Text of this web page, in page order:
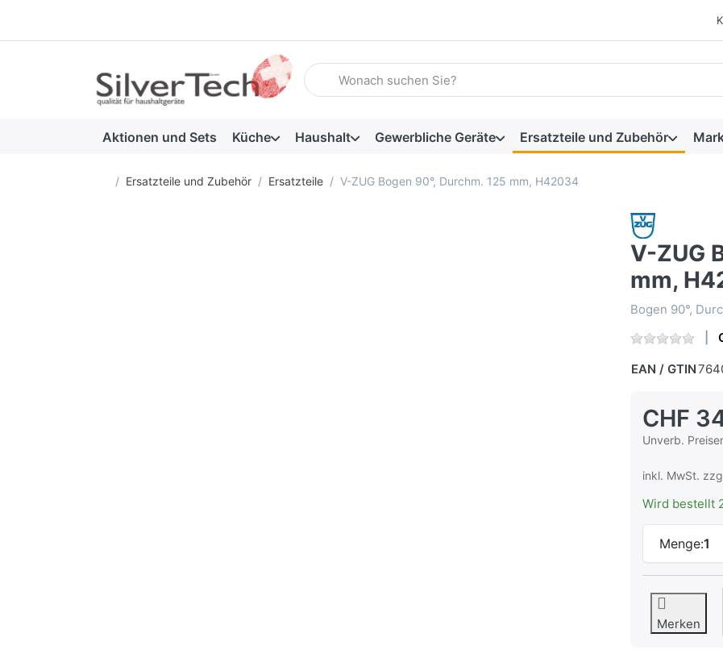
Geben Sie einen Suchbegriff ein. Während Sie tippen, erscheinen
Aktionen und Sets Küche Haushalt Gewerbliche Geräte Ersatzteile und Zubehör
Startseite
Ersatzteile und Zubehör Ersatzteile V-ZUG Bogen 90°, Durchm. 125 mm, H42034
V-ZUG
mm,
Bogen 90°,
EAN / GTIN
CHF
Unverb.
Die UVP ist
inkl. MwSt.
Wird bestellt
Menge:1
Merken